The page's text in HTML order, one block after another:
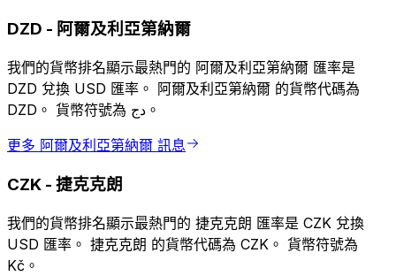
DZD - 阿爾及利亞第納爾
我們的貨幣排名顯示最熱門的 阿爾及利亞第納爾 匯率是
DZD 兌換 USD 匯率。 阿爾及利亞第納爾 的貨幣代碼為
DZD。 貨幣符號為 دج。
更多 阿爾及利亞第納爾 訊息
CZK - 捷克克朗
我們的貨幣排名顯示最熱門的 捷克克朗 匯率是 CZK 兌換
USD 匯率。 捷克克朗 的貨幣代碼為 CZK。 貨幣符號為
Kč。